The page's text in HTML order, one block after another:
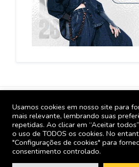
GBL Mais. Copyright 2005 – 2026
reservados para SPPress Editora.
FORNECEDORES
GBLjeans Notícias
Usamos cookies em nosso site para
mais relevante, lembrando suas
repetidas. Ao clicar em “Aceitar
o uso de TODOS os cookies. No
"Configurações de cookies" para
consentimento controlado.